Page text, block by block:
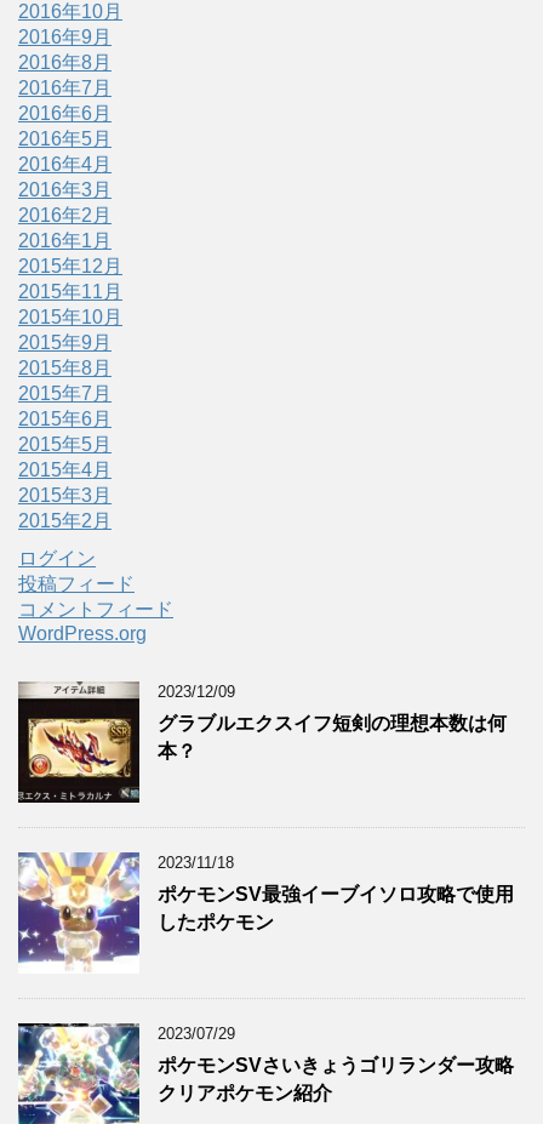
2016年10月
2016年9月
2016年8月
2016年7月
2016年6月
2016年5月
2016年4月
2016年3月
2016年2月
2016年1月
2015年12月
2015年11月
2015年10月
2015年9月
2015年8月
2015年7月
2015年6月
2015年5月
2015年4月
2015年3月
2015年2月
ログイン
投稿フィード
コメントフィード
WordPress.org
2023/12/09
グラブルエクスイフ短剣の理想本数は何
本？
2023/11/18
ポケモンSV最強イーブイソロ攻略で使用
したポケモン
2023/07/29
ポケモンSVさいきょうゴリランダー攻略
クリアポケモン紹介